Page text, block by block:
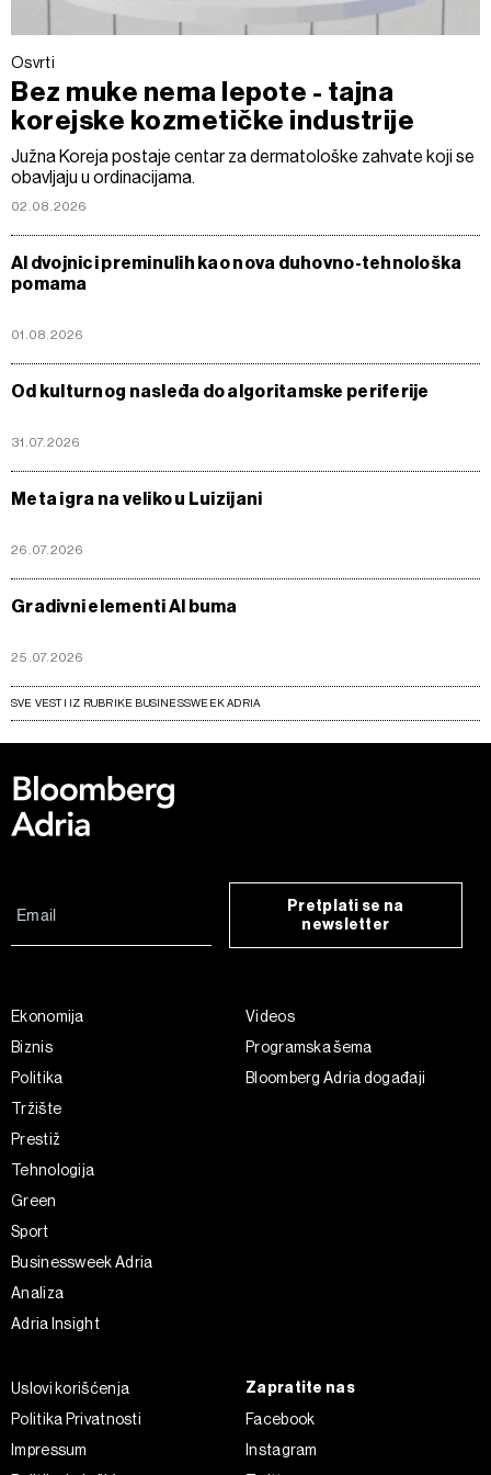
Osvrti
Bez muke nema lepote - tajna
korejske kozmetičke industrije
Južna Koreja postaje centar za dermatološke zahvate koji se
obavljaju u ordinacijama.
02.08.2026
AI dvojnici preminulih kao nova duhovno-tehnološka
pomama
01.08.2026
Od kulturnog nasleđa do algoritamske periferije
31.07.2026
Meta igra na veliko u Luizijani
26.07.2026
Gradivni elementi AI buma
25.07.2026
SVE VESTI IZ RUBRIKE BUSINESSWEEK ADRIA
Pretplati se na
newsletter
Ekonomija
Biznis
Politika
Tržište
Prestiž
Tehnologija
Green
Sport
Businessweek Adria
Analiza
Adria Insight
Videos
Programska šema
Bloomberg Adria događaji
Uslovi korišćenja
Politika Privatnosti
Impressum
Zapratite nas
Facebook
Instagram